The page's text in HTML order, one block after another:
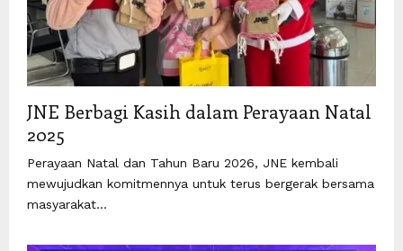
JNE Berbagi Kasih dalam Perayaan Natal
2025
Perayaan Natal dan Tahun Baru 2026, JNE kembali
mewujudkan komitmennya untuk terus bergerak bersama
masyarakat...